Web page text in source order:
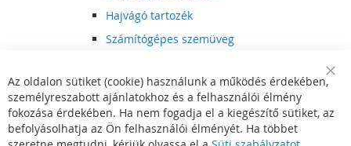
Hajvágó tartozék
Számítógépes szemüveg
Hajvágó kiegészítő
Szórakoztató elektronika
Multimédia
DVD, BluRay lejátszó
Bar
Az oldalon sütiket (cookie) használunk a működés érdekében,
személyreszabott ajánlatokhoz és a felhasználói élmény
fokozása érdekében. Ha nem fogadja el a kiegészítő sütiket, az
befolyásolhatja az Ön felhasználói élményét. Ha többet